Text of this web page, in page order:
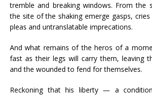
tremble and breaking windows. From the
the site of the shaking emerge gasps,
pleas and untranslatable imprecations.
And what remains of the heros of a
fast as their legs will carry them, leaving
and the wounded to fend for themselves.
Reckoning that his liberty — a